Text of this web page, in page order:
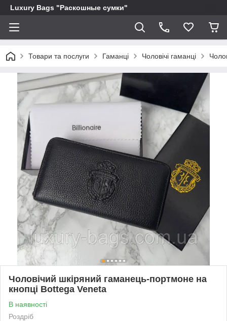
Luxury Bags "Раскошные сумки"
Товари та послуги Гаманці Чоловічі гаманці
Чоловічий шкіряний гаманець-портмоне на
кнопці Bottega Veneta
В наявності
Роздріб